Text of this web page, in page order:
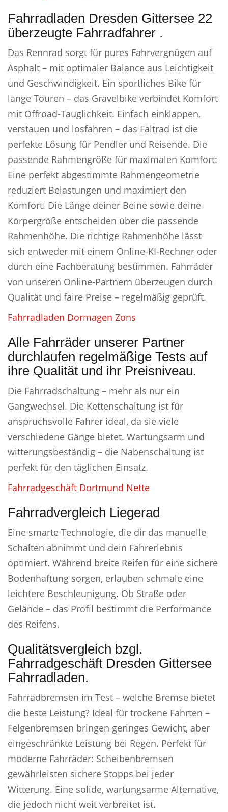
Fahrradladen Dresden Gittersee 22
überzeugte Fahrradfahrer .
Das Rennrad sorgt für pures Fahrvergnügen auf
Asphalt – mit optimaler Balance aus Leichtigkeit
und Geschwindigkeit. Ein sportliches Bike für
lange Touren – das Gravelbike verbindet Komfort
mit Offroad-Tauglichkeit. Einfach einklappen,
verstauen und losfahren – das Faltrad ist die
perfekte Lösung für Pendler und Reisende. Die
passende Rahmengröße für maximalen Komfort:
Eine perfekt abgestimmte Rahmengeometrie
reduziert Belastungen und maximiert den
Komfort. Die Länge deiner Beine sowie deine
Körpergröße entscheiden über die passende
Rahmenhöhe. Die richtige Rahmenhöhe lässt
sich entweder mit einem Online-KI-Rechner oder
durch eine Fachberatung bestimmen. Fahrräder
von unseren Online-Partnern überzeugen durch
Qualität und faire Preise – regelmäßig geprüft.
Fahrradladen Dormagen Zons
Alle Fahrräder unserer Partner
durchlaufen regelmäßige Tests auf
ihre Qualität und ihr Preisniveau.
Die Fahrradschaltung – mehr als nur ein
Gangwechsel. Die Kettenschaltung ist für
anspruchsvolle Fahrer ideal, da sie viele
verschiedene Gänge bietet. Wartungsarm und
witterungsbeständig – die Nabenschaltung ist
perfekt für den täglichen Einsatz.
Fahrradgeschäft Dortmund Nette
Fahrradvergleich Liegerad
Eine smarte Technologie, die dir das manuelle
Schalten abnimmt und dein Fahrerlebnis
optimiert. Während breite Reifen für eine sichere
Bodenhaftung sorgen, erlauben schmale eine
leichtere Beschleunigung. Ob Straße oder
Gelände – das Profil bestimmt die Performance
des Reifens.
Qualitätsvergleich bzgl.
Fahrradgeschäft Dresden Gittersee
Fahrradladen.
Fahrradbremsen im Test – welche Bremse bietet
die beste Leistung? Ideal für trockene Fahrten –
Felgenbremsen bringen geringes Gewicht, aber
eingeschränkte Leistung bei Regen. Perfekt für
moderne Fahrräder: Scheibenbremsen
gewährleisten sichere Stopps bei jeder
Witterung. Eine solide, wartungsarme Alternative,
die jedoch nicht weit verbreitet ist.